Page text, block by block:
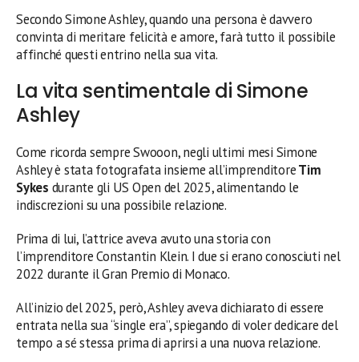
Secondo Simone Ashley, quando una persona è davvero
convinta di meritare felicità e amore, farà tutto il possibile
affinché questi entrino nella sua vita.
La vita sentimentale di Simone
Ashley
Come ricorda sempre Swooon, negli ultimi mesi Simone
Ashley è stata fotografata insieme all’imprenditoreTim
Sykes durante gli US Open del 2025, alimentando le
indiscrezioni su una possibile relazione.
Prima di lui, l’attrice aveva avuto una storia con
l’imprenditore Constantin Klein. I due si erano conosciuti nel
2022 durante il Gran Premio di Monaco.
All’inizio del 2025, però, Ashley aveva dichiarato di essere
entrata nella sua “single era”, spiegando di voler dedicare del
tempo a sé stessa prima di aprirsi a una nuova relazione.